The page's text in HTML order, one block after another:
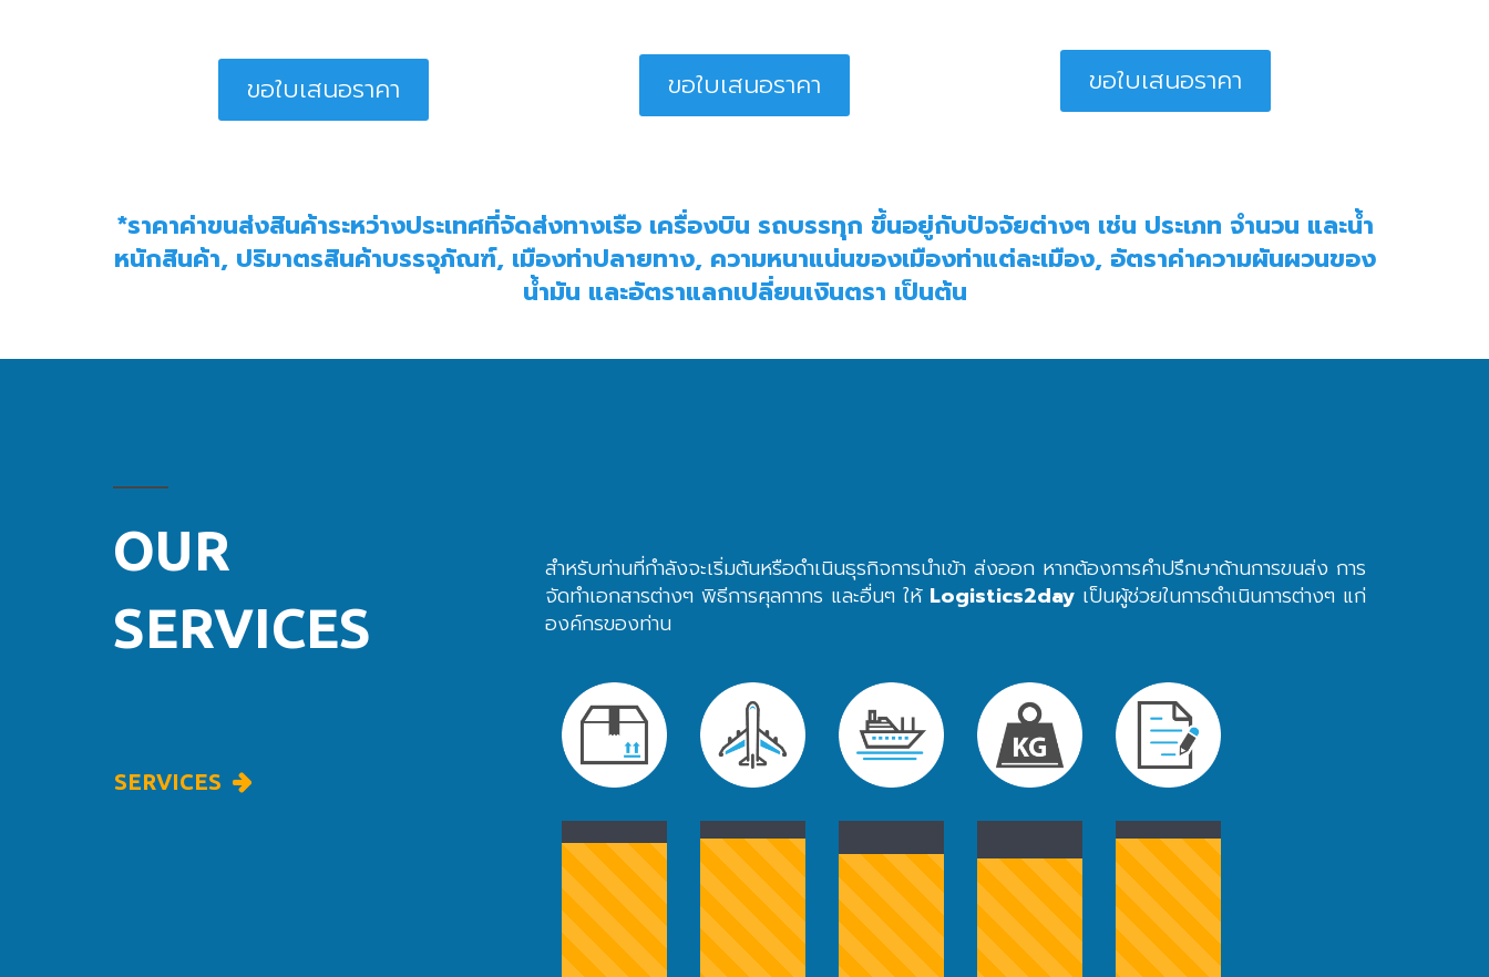
ขอใบเสนอราคา ขอใบเสนอราคา ขอใบเสนอราคา
*ราคาค่าขนส่งสินค้าระหว่างประเทศที่จัดส่งทางเรือ เครื่องบิน รถบรรทุก ขึ้นอยู่กับปัจจัยต่างๆ เช่น ประเภท จำนวน และน้ำ
หนักสินค้า, ปริมาตรสินค้าบรรจุภัณฑ์, เมืองท่าปลายทาง, ความหนาแน่นของเมืองท่าแต่ละเมือง, อัตราค่าความผันผวนของ
น้ำมัน และอัตราแลกเปลี่ยนเงินตรา เป็นต้น
OUR
SERVICES
SERVICES
สำหรับท่านที่กำลังจะเริ่มต้นหรือดำเนินธุรกิจการนำเข้า ส่งออก หากต้องการคำปรึกษาด้านการขนส่ง การ
จัดทำเอกสารต่างๆ พิธีการศุลกากร และอื่นๆ ให้ Logistics2day เป็นผู้ช่วยในการดำเนินการต่างๆ แก่
องค์กรของท่าน